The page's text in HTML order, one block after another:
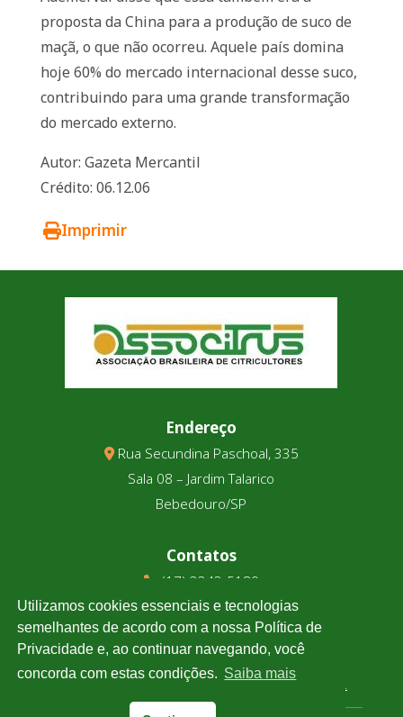
proposta da China para a produção de suco de
maçã, o que não ocorreu. Aquele país domina
hoje 60% do mercado internacional desse suco,
contribuindo para uma grande transformação
do mercado externo.
Autor: Gazeta Mercantil
Crédito: 06.12.06
Imprimir
Endereço
Rua Secundina Paschoal, 335
Sala 08 – Jardim Talarico
Bebedouro/SP
Contatos
(17) 3343-5180
(17) 99123-9831
Cotação
Clique e confira a cotação de todas as moedas.
Utilizamos cookies essenciais e tecnologias
semelhantes de acordo com a nossa Política de
Privacidade e, ao continuar navegando, você
concorda com estas condições. Saiba mais